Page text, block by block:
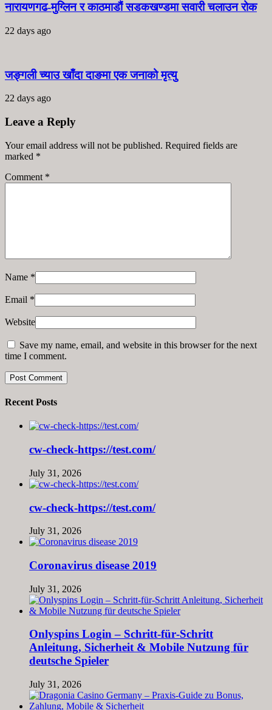
नारायणगढ-मुग्लिन र काठमाडौं सडकखण्डमा सवारी चलाउन रोक
22 days ago
जङ्गली च्याउ खाँदा दाङमा एक जनाको मृत्यु
22 days ago
Leave a Reply
Your email address will not be published. Required fields are
marked *
Comment *
Name *
Email *
Website
Save my name, email, and website in this browser for the next
time I comment.
Recent Posts
cw-check-https://test.com/
July 31, 2026
cw-check-https://test.com/
July 31, 2026
Coronavirus disease 2019
July 31, 2026
Onlyspins Login – Schritt‑für‑Schritt
Anleitung, Sicherheit & Mobile Nutzung für
deutsche Spieler
July 31, 2026